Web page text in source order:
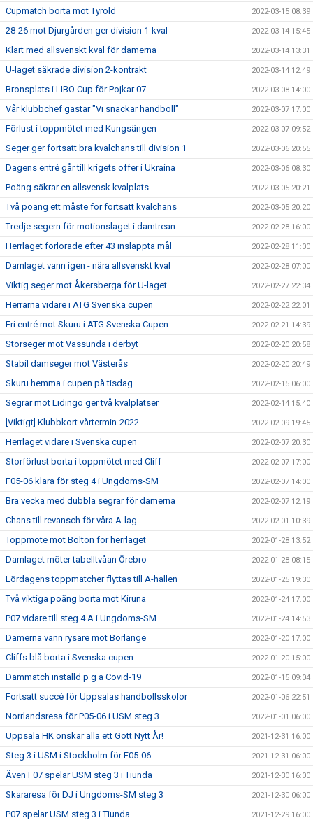
Cupmatch borta mot Tyrold 2022-03-15 08:39
28-26 mot Djurgården ger division 1-kval 2022-03-14 15:45
Klart med allsvenskt kval för damerna 2022-03-14 13:31
U-laget säkrade division 2-kontrakt 2022-03-14 12:49
Bronsplats i LIBO Cup för Pojkar 07 2022-03-08 14:00
Vår klubbchef gästar "Vi snackar handboll" 2022-03-07 17:00
Förlust i toppmötet med Kungsängen 2022-03-07 09:52
Seger ger fortsatt bra kvalchans till division 1 2022-03-06 20:55
Dagens entré går till krigets offer i Ukraina 2022-03-06 08:30
Poäng säkrar en allsvensk kvalplats 2022-03-05 20:21
Två poäng ett måste för fortsatt kvalchans 2022-03-05 20:20
Tredje segern för motionslaget i damtrean 2022-02-28 16:00
Herrlaget förlorade efter 43 insläppta mål 2022-02-28 11:00
Damlaget vann igen - nära allsvenskt kval 2022-02-28 07:00
Viktig seger mot Åkersberga för U-laget 2022-02-27 22:34
Herrarna vidare i ATG Svenska cupen 2022-02-22 22:01
Fri entré mot Skuru i ATG Svenska Cupen 2022-02-21 14:39
Storseger mot Vassunda i derbyt 2022-02-20 20:58
Stabil damseger mot Västerås 2022-02-20 20:49
Skuru hemma i cupen på tisdag 2022-02-15 06:00
Segrar mot Lidingö ger två kvalplatser 2022-02-14 15:40
[Viktigt] Klubbkort vårtermin-2022 2022-02-09 19:45
Herrlaget vidare i Svenska cupen 2022-02-07 20:30
Storförlust borta i toppmötet med Cliff 2022-02-07 17:00
F05-06 klara för steg 4 i Ungdoms-SM 2022-02-07 14:00
Bra vecka med dubbla segrar för damerna 2022-02-07 12:19
Chans till revansch för våra A-lag 2022-02-01 10:39
Toppmöte mot Bolton för herrlaget 2022-01-28 13:52
Damlaget möter tabelltvåan Örebro 2022-01-28 08:15
Lördagens toppmatcher flyttas till A-hallen 2022-01-25 19:30
Två viktiga poäng borta mot Kiruna 2022-01-24 17:00
P07 vidare till steg 4 A i Ungdoms-SM 2022-01-24 14:53
Damerna vann rysare mot Borlänge 2022-01-20 17:00
Cliffs blå borta i Svenska cupen 2022-01-20 15:00
Dammatch inställd p g a Covid-19 2022-01-15 09:04
Fortsatt succé för Uppsalas handbollsskolor 2022-01-06 22:51
Norrlandsresa för P05-06 i USM steg 3 2022-01-01 06:00
Uppsala HK önskar alla ett Gott Nytt År! 2021-12-31 16:00
Steg 3 i USM i Stockholm för F05-06 2021-12-31 06:00
Även F07 spelar USM steg 3 i Tiunda 2021-12-30 16:00
Skararesa för DJ i Ungdoms-SM steg 3 2021-12-30 06:00
P07 spelar USM steg 3 i Tiunda 2021-12-29 16:00